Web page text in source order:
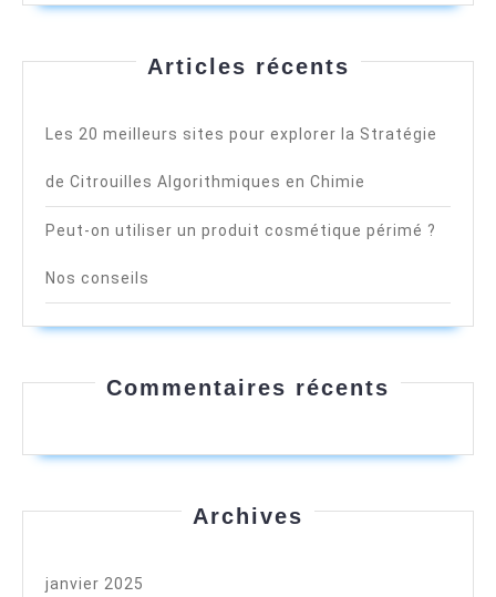
Articles récents
Les 20 meilleurs sites pour explorer la Stratégie
de Citrouilles Algorithmiques en Chimie
Peut-on utiliser un produit cosmétique périmé ?
Nos conseils
Commentaires récents
Archives
janvier 2025